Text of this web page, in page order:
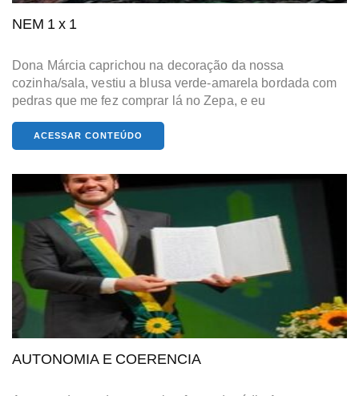
NEM 1 x 1
Dona Márcia caprichou na decoração da nossa
cozinha/sala, vestiu a blusa verde-amarela bordada com
pedras que me fez comprar lá no Zepa, e eu
ACESSAR CONTEÚDO
AUTONOMIA E COERENCIA